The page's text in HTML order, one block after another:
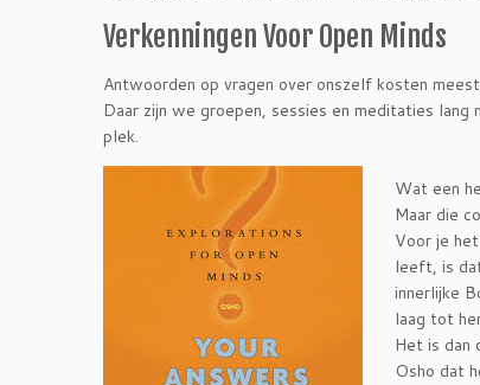
Verkenningen Voor Open Minds
Antwoorden op vragen over onszelf kosten
Daar zijn we groepen, sessies en meditaties
plek.
Wat een
Maar die
Voor je
leeft, is
innerlijke
laag tot
Het is dan
Osho dat